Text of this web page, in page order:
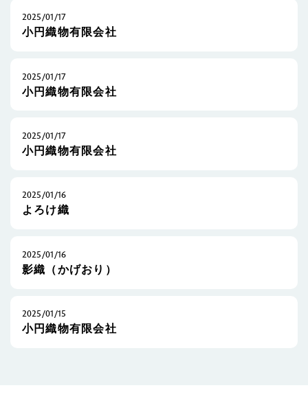
2025/01/17
小円織物有限会社
2025/01/17
小円織物有限会社
2025/01/17
小円織物有限会社
2025/01/16
よろけ織
2025/01/16
影織（かげおり）
2025/01/15
小円織物有限会社